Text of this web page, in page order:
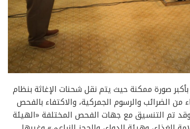
صورة ممكنة حيث يتم نقل شحنات الإغاثة بنظام
من الضرائب والرسوم الجمركية، والاكتفاء بالفحص
تم التنسيق مع جهات الفحص المختلفة «الهيئة